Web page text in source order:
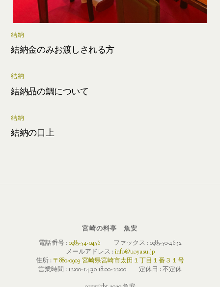
結納
結納金のみお渡しされる方
結納
結納品の鯛について
結納
結納の口上
宮崎の料亭 魚安
電話番号 :0985-54-0456 ファックス : 0985-50-4632
メールアドレス :info@uoyasu.jp
住所 :〒880-0903 宮崎県宮崎市太田１丁目１番３１号
営業時間 : 12:00~14:30 18:00~22:00 定休日 : 不定休